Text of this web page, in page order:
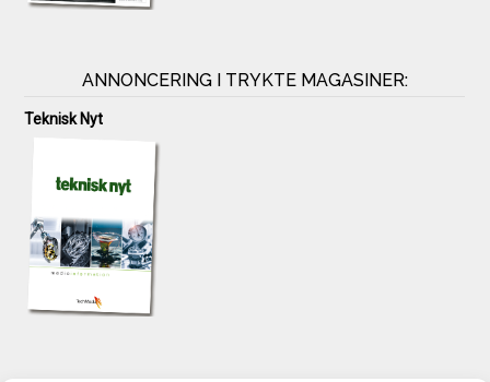
ANNONCERING I TRYKTE MAGASINER:
Teknisk Nyt